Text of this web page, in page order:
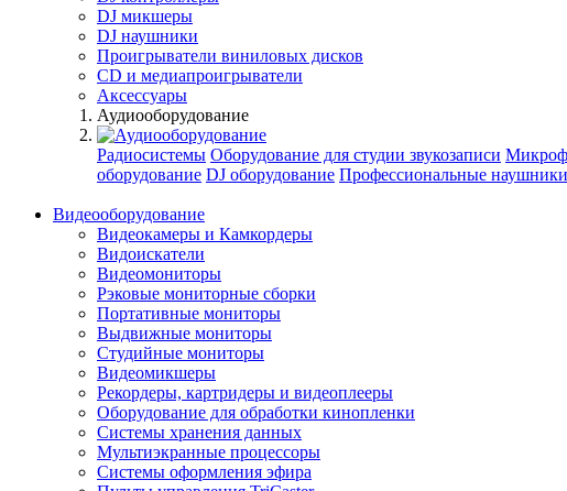
DJ микшеры
DJ наушники
Проигрыватели виниловых дисков
СD и медиапроигрыватели
Аксессуары
Аудиооборудование
Радиосистемы Оборудование для студии звукозаписи
оборудование DJ оборудование Профессиональные
Видеооборудование
Видеокамеры и Камкордеры
Видоискатели
Видеомониторы
Рэковые мониторные сборки
Портативные мониторы
Выдвижные мониторы
Студийные мониторы
Видеомикшеры
Рекордеры, картридеры и видеоплееры
Оборудование для обработки кинопленки
Системы хранения данных
Мультиэкранные процессоры
Системы оформления эфира